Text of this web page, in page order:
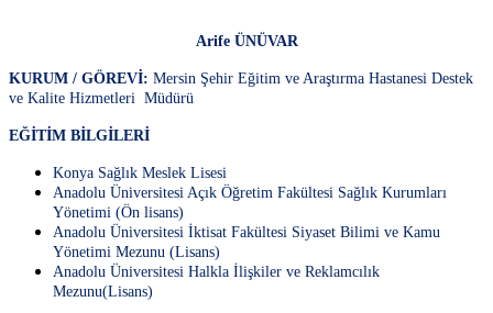
Arife ÜNÜVAR
KURUM / GÖREVİ: Mersin Şehir Eğitim ve Araştırma Hastanesi Destek
ve Kalite Hizmetleri Müdürü
EĞİTİM BİLGİLERİ
Konya Sağlık Meslek Lisesi
Anadolu Üniversitesi Açık Öğretim Fakültesi Sağlık Kurumları
Yönetimi (Ön lisans)
Anadolu Üniversitesi İktisat Fakültesi Siyaset Bilimi ve Kamu
Yönetimi Mezunu (Lisans)
Anadolu Üniversitesi Halkla İlişkiler ve Reklamcılık
Mezunu(Lisans)